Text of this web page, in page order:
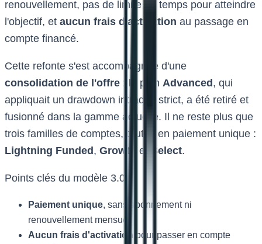
renouvellement, pas de limite de temps pour atteindre
l'objectif, et aucun frais d'activation au passage en
compte financé.
Cette refonte s'est accompagnée d'une
consolidation de l'offre : le plan Advanced, qui
appliquait un drawdown intraday strict, a été retiré et
fusionné dans la gamme actuelle. Il ne reste plus que
trois familles de comptes, toutes en paiement unique :
Lightning Funded, Growth et Select.
Points clés du modèle 3.0 :
Paiement unique, sans abonnement ni
renouvellement mensuel
Aucun frais d'activation pour passer en compte